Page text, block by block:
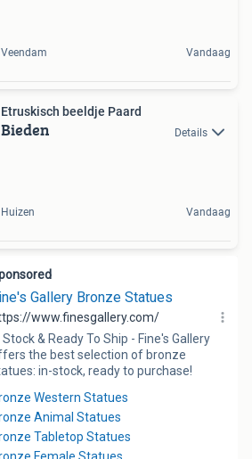
Veendam Vandaag
Etruskisch beeldje Paard
Bieden Details
Huizen Vandaag